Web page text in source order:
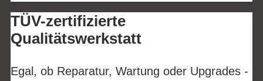
TÜV-zertifizierte
Qualitätswerkstatt
Egal, ob Reparatur, Wartung oder Upgrades -